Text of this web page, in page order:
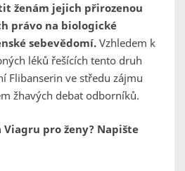
ženám jejich přirozenou
právo na biologické
sebevědomí. Vzhledem k
léků řešících tento druh
Flibanserin ve středu zájmu
žhavých debat odborníků.
Viagru pro ženy? Napište